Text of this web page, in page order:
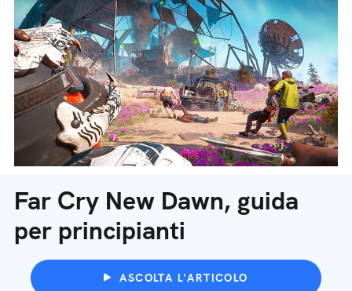
Far Cry New Dawn, guida
per principianti
ASCOLTA L'ARTICOLO